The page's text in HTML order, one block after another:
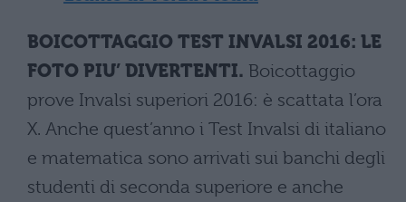
BOICOTTAGGIO TEST INVALSI 2016: LE
FOTO PIU’ DIVERTENTI. Boicottaggio
prove Invalsi superiori 2016: è scattata l’ora
X. Anche quest’anno i Test Invalsi di italiano
e matematica sono arrivati sui banchi degli
studenti di seconda superiore e anche